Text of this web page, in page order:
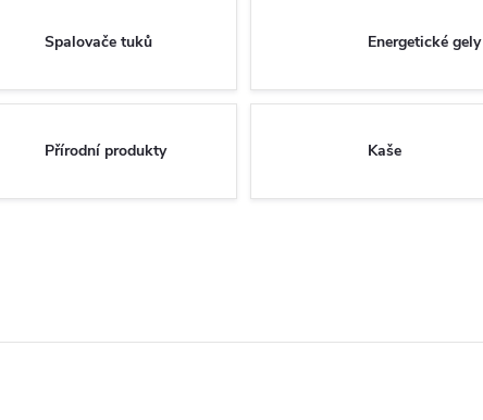
Spalovače tuků Energetické gely
Přírodní produkty Kaše